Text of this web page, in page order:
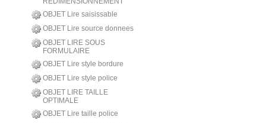
OBJET Lire saisissable
OBJET Lire source donnees
OBJET LIRE SOUS
FORMULAIRE
OBJET Lire style bordure
OBJET Lire style police
OBJET LIRE TAILLE
OPTIMALE
OBJET Lire taille police